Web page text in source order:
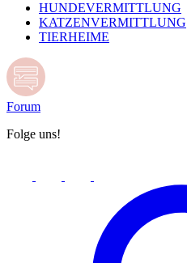
HUNDEVERMITTLUNG
KATZENVERMITTLUNG
TIERHEIME
Forum
Folge uns!